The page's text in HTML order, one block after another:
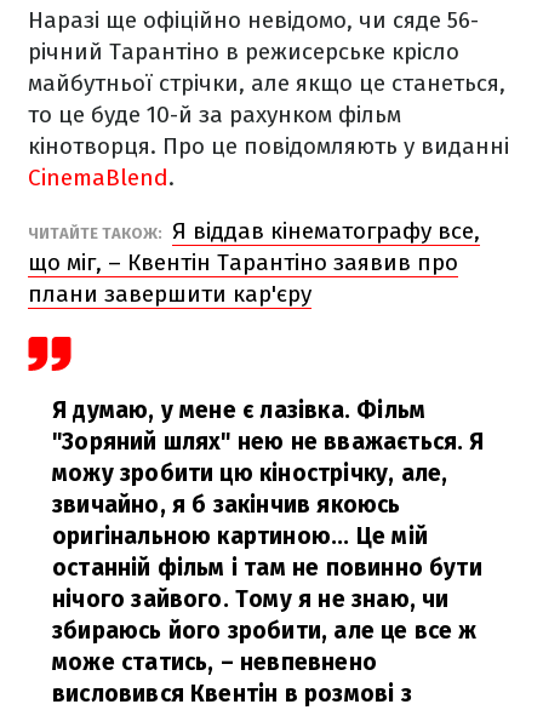
Наразі ще офіційно невідомо, чи сяде 56-
річний Тарантіно в режисерське крісло
майбутньої стрічки, але якщо це станеться,
то це буде 10-й за рахунком фільм
кінотворця. Про це повідомляють у виданні
CinemaBlend.
ЧИТАЙТЕ ТАКОЖ: Я віддав кінематографу все,
що міг, – Квентін Тарантіно заявив про
плани завершити кар'єру
Я думаю, у мене є лазівка. Фільм
"Зоряний шлях" нею не вважається. Я
можу зробити цю кінострічку, але,
звичайно, я б закінчив якоюсь
оригінальною картиною... Це мій
останній фільм і там не повинно бути
нічого зайвого. Тому я не знаю, чи
збираюсь його зробити, але це все ж
може статись, – невпевнено
висловився Квентін в розмові з